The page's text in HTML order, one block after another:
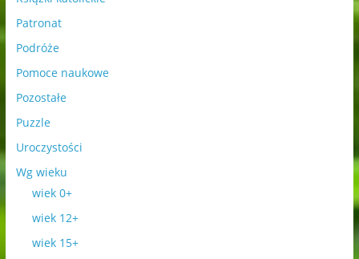
Patronat
Podróże
Pomoce naukowe
Pozostałe
Puzzle
Uroczystości
Wg wieku
wiek 0+
wiek 12+
wiek 15+